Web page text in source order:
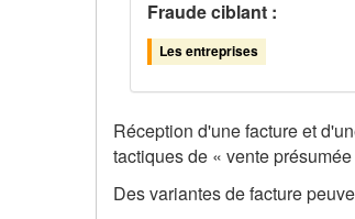
Fraude ciblant :
Les entreprises
Réception d'une facture et
tactiques de « vente
Des variantes de facture